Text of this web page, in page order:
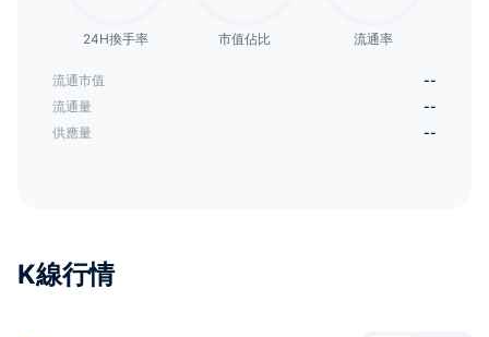
24H換手率 市值佔比 流通率
流通市值
--
流通量
--
供應量
--
K線行情